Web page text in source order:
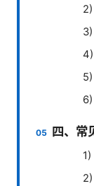
四、常